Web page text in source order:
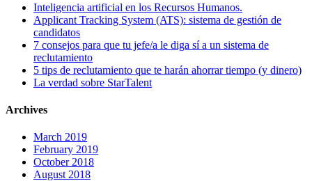
Inteligencia artificial en los Recursos Humanos.
Applicant Tracking System (ATS): sistema de gestión de
candidatos
7 consejos para que tu jefe/a le diga sí a un sistema de
reclutamiento
5 tips de reclutamiento que te harán ahorrar tiempo (y dinero)
La verdad sobre StarTalent
Archives
March 2019
February 2019
October 2018
August 2018